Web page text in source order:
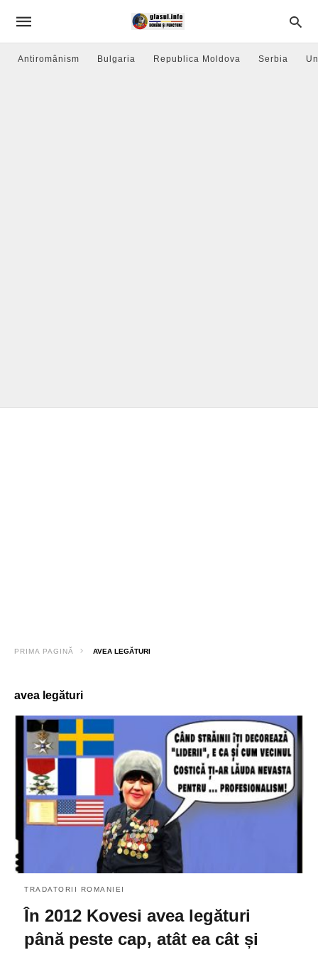
Antiromânism Bulgaria Republica Moldova Serbia
PRIMA PAGINĂ AVEA LEGĂTURI
avea legături
TRADATORII ROMANIEI
În 2012 Kovesi avea legături
până peste cap, atât ea cât și